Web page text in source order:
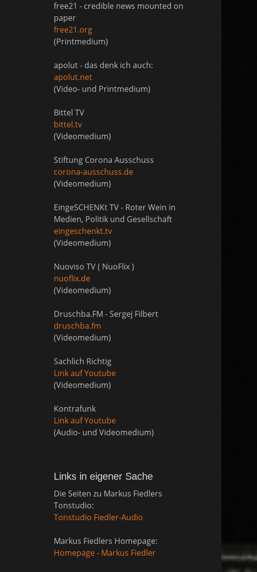
free21 - credible news mounted on
paper
free21.org
(Printmedium)
apolut - das denk ich auch:
apolut.net
(Video- und Printmedium)
Bittel TV
bittel.tv
(Videomedium)
Stiftung Corona Ausschuss
corona-ausschuss.de
(Videomedium)
EingeSCHENKt TV - Roter Wein in
Medien, Politik und Gesellschaft
eingeschenkt.tv
(Videomedium)
Nuoviso TV ( NuoFlix )
nuoflix.de
(Videomedium)
Druschba.FM - Sergej Filbert
druschba.fm
(Videomedium)
Sachlich Richtig
Link auf Youtube
(Videomedium)
Kontrafunk
Link auf Youtube
(Audio- und Videomedium)
Links in eigener Sache
Die Seiten zu Markus Fiedlers
Tonstudio:
Tonstudio Fiedler-Audio
Markus Fiedlers Homepage:
Homepage - Markus Fiedler